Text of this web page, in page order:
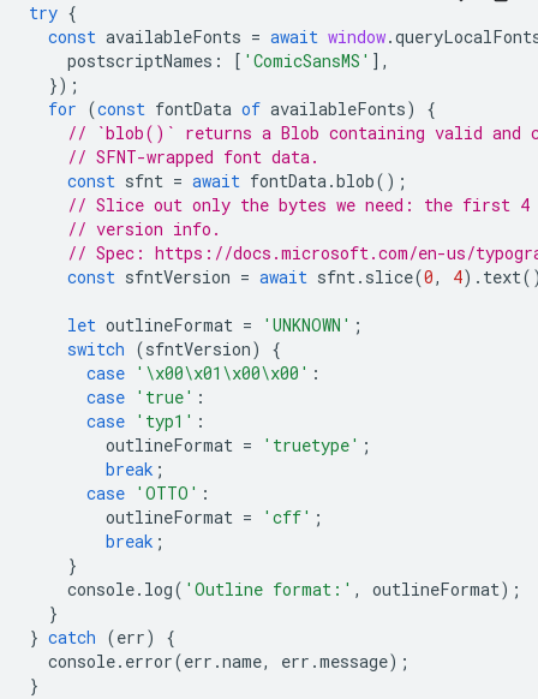
try {
const availableFonts = await window.
postscriptNames : [ 'ComicSansMS' ],
});
for (const fontData of availableFonts)
{
// `blob()` returns a Blob containing valid and
// SFNT-wrapped font data.
const sfnt = await fontData.blob();
// Slice out only the bytes we need: the first 4
// version info.
// Spec: https://docs.microsoft.com/en-us/
const sfntVersion = await sfnt. slice(0, 4). text
let outlineFormat = 'UNKNOWN' ;
switch (sfntVersion)
{
case '\x00\x01\x00\x00' :
case 'true' :
case 'typ1' :
outlineFormat = 'truetype' ;
break ;
case 'OTTO' :
outlineFormat = 'cff' ;
break ;
}
console. log( 'Outline format:' , outlineFormat);
}
} catch (err)
{
console. error(err .name, err .message);
}